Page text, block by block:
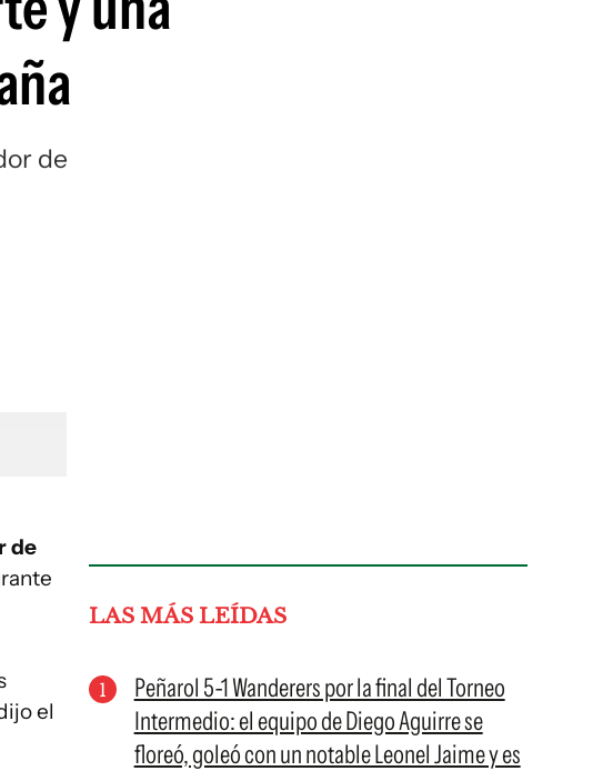
de
de
el
LAS MÁS LEÍDAS
Peñarol 5-1 Wanderers por la final del Torneo
Intermedio: el equipo de Diego Aguirre se
floreó, goleó con un notable Leonel Jaime y es